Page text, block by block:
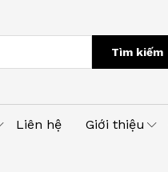
Tìm kiếm
Liên hệ Giới thiệu